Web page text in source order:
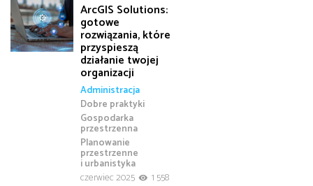
ArcGIS Solutions:
gotowe
rozwiązania, które
przyspieszą
działanie twojej
organizacji
Administracja
Dobre praktyki
Gospodarka
przestrzenna
Planowanie
przestrzenne
i urbanistyka
czerwiec 2025
1 558